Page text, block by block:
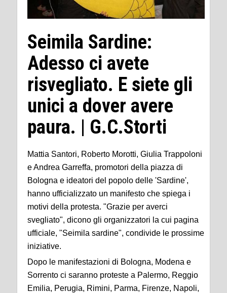
Seimila Sardine:
Adesso ci avete
risvegliato. E siete gli
unici a dover avere
paura. | G.C.Storti
Mattia Santori, Roberto Morotti, Giulia Trappoloni
e Andrea Garreffa, promotori della piazza di
Bologna e ideatori del popolo delle 'Sardine',
hanno ufficializzato un manifesto che spiega i
motivi della protesta. "Grazie per averci
svegliato", dicono gli organizzatori la cui pagina
ufficiale, "Seimila sardine", condivide le prossime
iniziative.
Dopo le manifestazioni di Bologna, Modena e
Sorrento ci saranno proteste a Palermo, Reggio
Emilia, Perugia, Rimini, Parma, Firenze, Napoli,